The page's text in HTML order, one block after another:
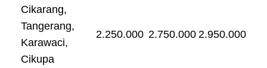
Cikarang,
Tangerang,
Karawaci,
Cikupa
2.250.000 2.750.000 2.950.000